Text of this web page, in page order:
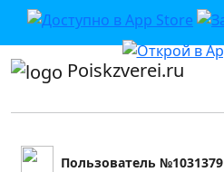
Poiskzverei.ru
Пользователь №1031379